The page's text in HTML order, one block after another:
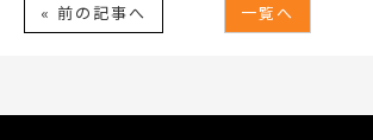
« 前の記事へ 一覧へ